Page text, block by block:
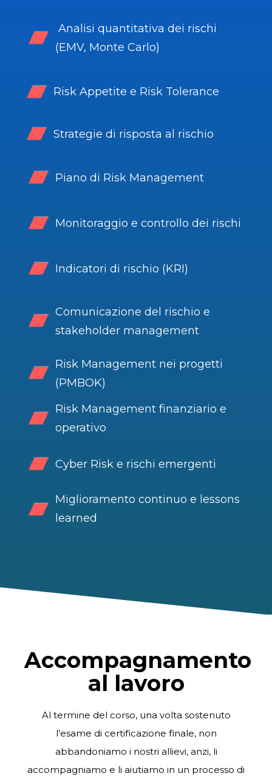
Analisi quantitativa dei rischi
(EMV, Monte Carlo)
Risk Appetite e Risk Tolerance
Strategie di risposta al rischio
Piano di Risk Management
Monitoraggio e controllo dei rischi
Indicatori di rischio (KRI)
Comunicazione del rischio e
stakeholder management
Risk Management nei progetti
(PMBOK)
Risk Management finanziario e
operativo
Cyber Risk e rischi emergenti
Miglioramento continuo e lessons
learned
Accompagnamento
al lavoro
Al termine del corso, una volta sostenuto
l’esame di certificazione finale, non
abbandoniamo i nostri allievi, anzi, li
accompagniamo e li aiutiamo in un processo di